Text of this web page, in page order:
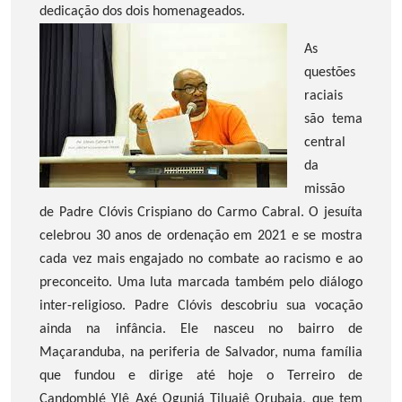
dedicação dos dois homenageados.
As
questões
raciais
são tema
central
da
missão
de Padre Clóvis Crispiano do Carmo Cabral. O jesuíta
celebrou 30 anos de ordenação em 2021 e se mostra
cada vez mais engajado no combate ao racismo e ao
preconceito. Uma luta marcada também pelo diálogo
inter-religioso. Padre Clóvis descobriu sua vocação
ainda na infância. Ele nasceu no bairro de
Maçaranduba, na periferia de Salvador, numa família
que fundou e dirige até hoje o Terreiro de